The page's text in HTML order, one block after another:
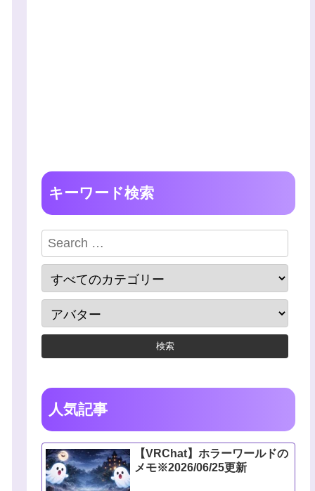
キーワード検索
人気記事
【VRChat】ホラーワールドの
メモ※2026/06/25更新